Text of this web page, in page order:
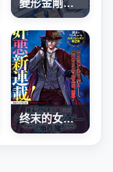
變形金剛：G1宇宙之終焉
终末的女武神奇谭·开膛手杰克事件簿